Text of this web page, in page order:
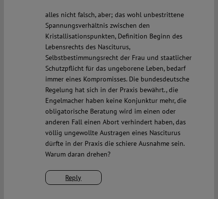
Reply
alles nicht falsch, aber; das wohl unbestrittene
Spannungsverhältnis zwischen den
Kristallisationspunkten, Definition Beginn des
Lebensrechts des Nasciturus,
Selbstbestimmungsrecht der Frau und staatlicher
Schutzpflicht für das ungeborene Leben, bedarf
immer eines Kompromisses. Die bundesdeutsche
Regelung hat sich in der Praxis bewährt., die
Engelmacher haben keine Konjunktur mehr, die
obligatorische Beratung wird im einen oder
anderen Fall einen Abort verhindert haben, das
völlig ungewollte Austragen eines Nasciturus
dürfte in der Praxis die schiere Ausnahme sein.
Warum daran drehen?